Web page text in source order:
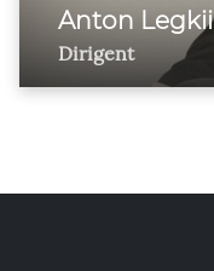
Anton Legkii
Dirigent